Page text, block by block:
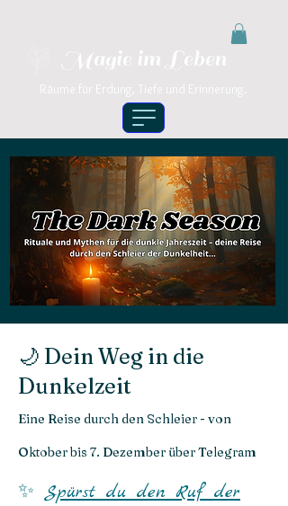
Magie im Leben
Räume für Erdung, Tiefe und Erinnerung.
🌙 Dein Weg in die
Dunkelzeit
Eine Reise durch den Schleier - von
Oktober bis 7. Dezember über Telegram
✨ Spürst du den Ruf der